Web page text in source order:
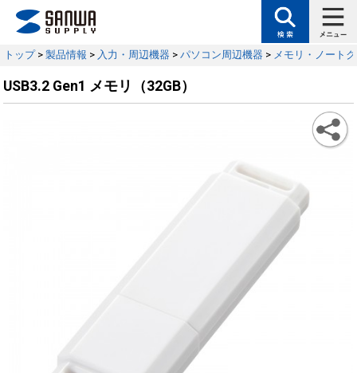
トップ> 製品情報 > 入力・周辺機器 > パソコン周辺機器 > メモリ・ノート
USB3.2 Gen1 メモリ（32GB）